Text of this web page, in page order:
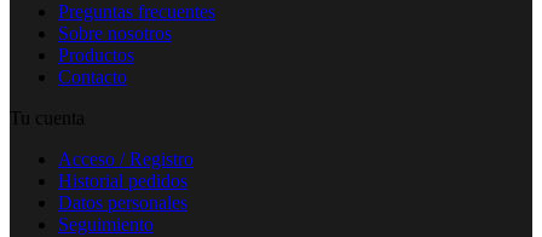
Preguntas frecuentes
Sobre nosotros
Productos
Contacto
Tu cuenta
Acceso / Registro
Historial pedidos
Datos personales
Seguimiento